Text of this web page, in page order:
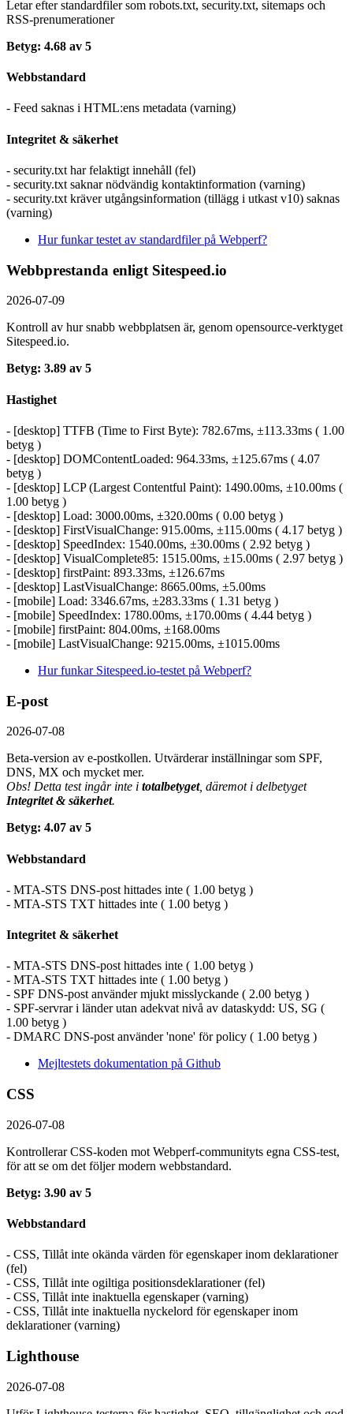
Letar efter standardfiler som robots.txt, security.txt, sitemaps och
RSS-prenumerationer
Betyg: 4.68 av 5
Webbstandard
- Feed saknas i HTML:ens metadata (varning)
Integritet & säkerhet
- security.txt har felaktigt innehåll (fel)
- security.txt saknar nödvändig kontaktinformation (varning)
- security.txt kräver utgångsinformation (tillägg i utkast v10) saknas
(varning)
Hur funkar testet av standardfiler på Webperf?
Webbprestanda enligt Sitespeed.io
2026-07-09
Kontroll av hur snabb webbplatsen är, genom opensource-verktyget
Sitespeed.io.
Betyg: 3.89 av 5
Hastighet
- [desktop] TTFB (Time to First Byte): 782.67ms, ±113.33ms ( 1.00
betyg )
- [desktop] DOMContentLoaded: 964.33ms, ±125.67ms ( 4.07
betyg )
- [desktop] LCP (Largest Contentful Paint): 1490.00ms, ±10.00ms (
1.00 betyg )
- [desktop] Load: 3000.00ms, ±320.00ms ( 0.00 betyg )
- [desktop] FirstVisualChange: 915.00ms, ±115.00ms ( 4.17 betyg )
- [desktop] SpeedIndex: 1540.00ms, ±30.00ms ( 2.92 betyg )
- [desktop] VisualComplete85: 1515.00ms, ±15.00ms ( 2.97 betyg )
- [desktop] firstPaint: 893.33ms, ±126.67ms
- [desktop] LastVisualChange: 8665.00ms, ±5.00ms
- [mobile] Load: 3346.67ms, ±283.33ms ( 1.31 betyg )
- [mobile] SpeedIndex: 1780.00ms, ±170.00ms ( 4.44 betyg )
- [mobile] firstPaint: 804.00ms, ±168.00ms
- [mobile] LastVisualChange: 9215.00ms, ±1015.00ms
Hur funkar Sitespeed.io-testet på Webperf?
E-post
2026-07-08
Beta-version av e-postkollen. Utvärderar inställningar som SPF,
DNS, MX och mycket mer.
Obs! Detta test ingår inte i totalbetyget, däremot i delbetyget
Integritet & säkerhet.
Betyg: 4.07 av 5
Webbstandard
- MTA-STS DNS-post hittades inte ( 1.00 betyg )
- MTA-STS TXT hittades inte ( 1.00 betyg )
Integritet & säkerhet
- MTA-STS DNS-post hittades inte ( 1.00 betyg )
- MTA-STS TXT hittades inte ( 1.00 betyg )
- SPF DNS-post använder mjukt misslyckande ( 2.00 betyg )
- SPF-servrar i länder utan adekvat nivå av dataskydd: US, SG (
1.00 betyg )
- DMARC DNS-post använder 'none' för policy ( 1.00 betyg )
Mejltestets dokumentation på Github
CSS
2026-07-08
Kontrollerar CSS-koden mot Webperf-communityts egna CSS-test,
för att se om det följer modern webbstandard.
Betyg: 3.90 av 5
Webbstandard
- CSS, Tillåt inte okända värden för egenskaper inom deklarationer
(fel)
- CSS, Tillåt inte ogiltiga positionsdeklarationer (fel)
- CSS, Tillåt inte inaktuella egenskaper (varning)
- CSS, Tillåt inte inaktuella nyckelord för egenskaper inom
deklarationer (varning)
Lighthouse
2026-07-08